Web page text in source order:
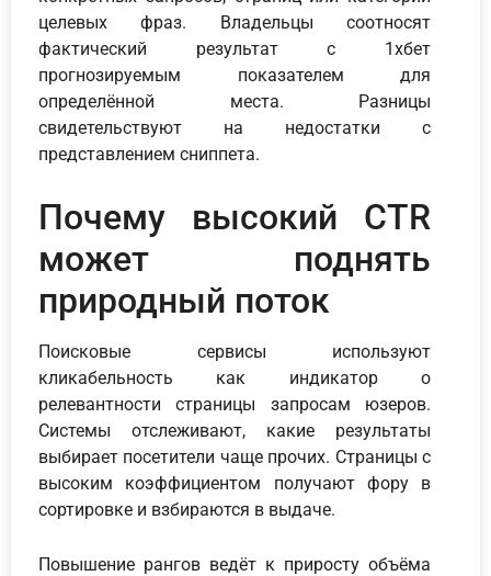
целевых фраз. Владельцы соотносят
фактический результат с 1хбет
прогнозируемым показателем для
определённой места. Разницы
свидетельствуют на недостатки с
представлением сниппета.
Почему высокий CTR
может поднять
природный поток
Поисковые сервисы используют
кликабельность как индикатор о
релевантности страницы запросам юзеров.
Системы отслеживают, какие результаты
выбирает посетители чаще прочих. Страницы с
высоким коэффициентом получают фору в
сортировке и взбираются в выдаче.
Повышение рангов ведёт к приросту объёма